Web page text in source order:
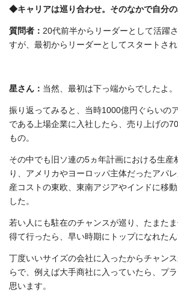
◆キャリアは巡り合わせ。そのなかで自分
質問者： 20代前半からリーダーとして活躍
すが、最初からリーダーとしてスタートさ
星さん： 当然、最初は下っ端からでしたよ。
振り返ってみると、当時1000億円ぐらいの
である上場企業に入社したら、売り上げの
もの。
その中でも旧ソ連の5ヵ年計画における生産
り、アメリカやヨーロッパ主体だったアパ
産コストの東欧、東南アジアやインドに移
した。
若い人にも駐在のチャンスが巡り、たまた
得て行ったら、早い時期にトップになれたん
丁度いいサイズの会社に入ったからチャン
らで、例えば大手商社に入っていたら、プ
思います。